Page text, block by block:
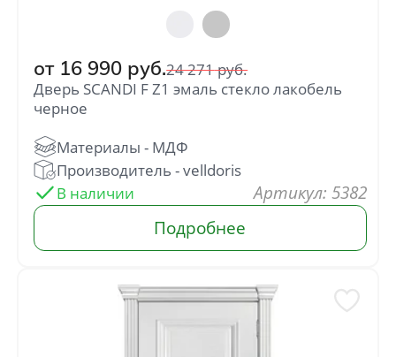
от 16 990 руб.24 271руб.
Дверь SCANDI F Z1 эмаль стекло лакобель
черное
: 5382